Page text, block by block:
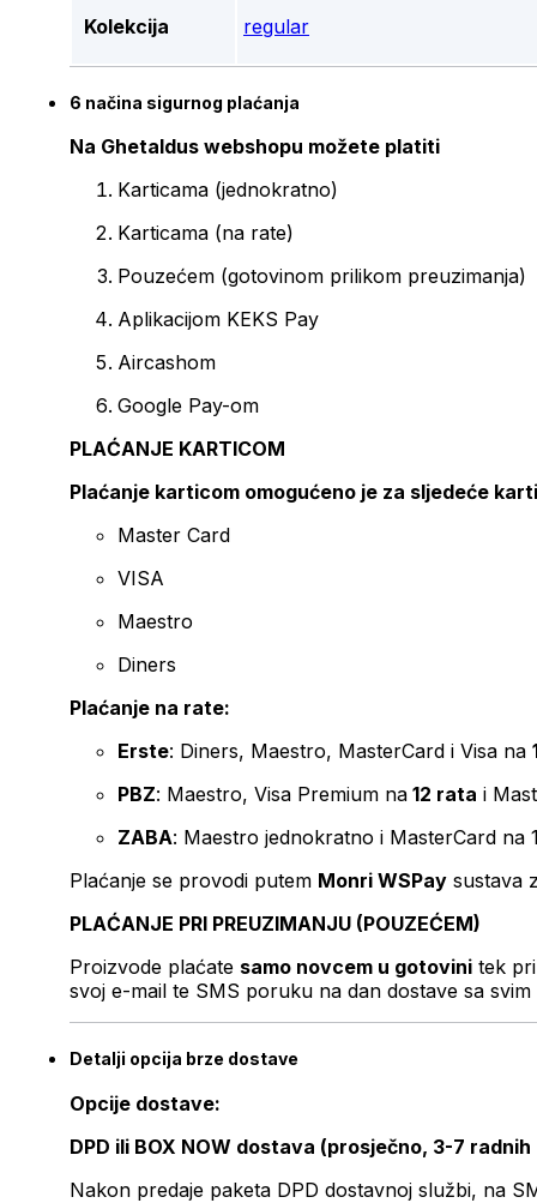
Kolekcija regular
6 načina sigurnog plaćanja
Na Ghetaldus webshopu možete platiti
Karticama (jednokratno)
Karticama (na rate)
Pouzećem (gotovinom prilikom preuzimanja)
Aplikacijom KEKS Pay
Aircashom
Google Pay-om
PLAĆANJE KARTICOM
Plaćanje karticom omogućeno je za sljedeće
Master Card
VISA
Maestro
Diners
Plaćanje na rate:
Erste: Diners, Maestro, MasterCard i Visa na
PBZ: Maestro, Visa Premium na 12 rata i
ZABA: Maestro jednokratno i MasterCard na
Plaćanje se provodi putem Monri WSPay sustava
PLAĆANJE PRI PREUZIMANJU (POUZEĆEM)
Proizvode plaćate samo novcem u gotovini tek
svoj e-mail te SMS poruku na dan dostave sa svim
Detalji opcija brze dostave
Opcije dostave:
DPD ili BOX NOW dostava (prosječno, 3-7 radnih
Nakon predaje paketa DPD dostavnoj službi, na